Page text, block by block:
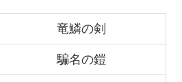
竜鱗の剣
騙名の鎧